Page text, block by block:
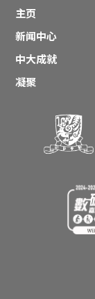
主页
新闻中心
中大成就
凝聚